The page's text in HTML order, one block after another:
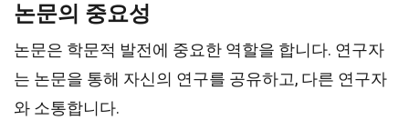
논문의 중요성
논문은 학문적 발전에 중요한 역할을 합니다. 연구자
는 논문을 통해 자신의 연구를 공유하고, 다른 연구자
와 소통합니다.